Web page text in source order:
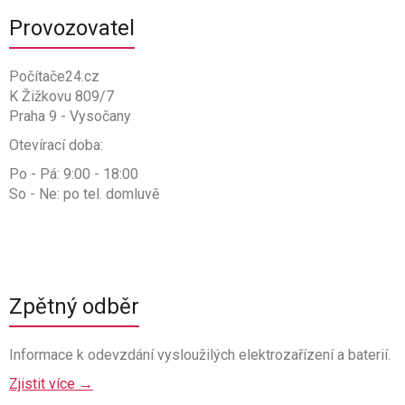
Provozovatel
Počítače24.cz
K Žižkovu 809/7
Praha 9 - Vysočany
Otevírací doba:
Po - Pá: 9:00 - 18:00
So - Ne: po tel. domluvě
Zpětný odběr
Informace k odevzdání vysloužilých elektrozařízení a baterií.
Zjistit více →